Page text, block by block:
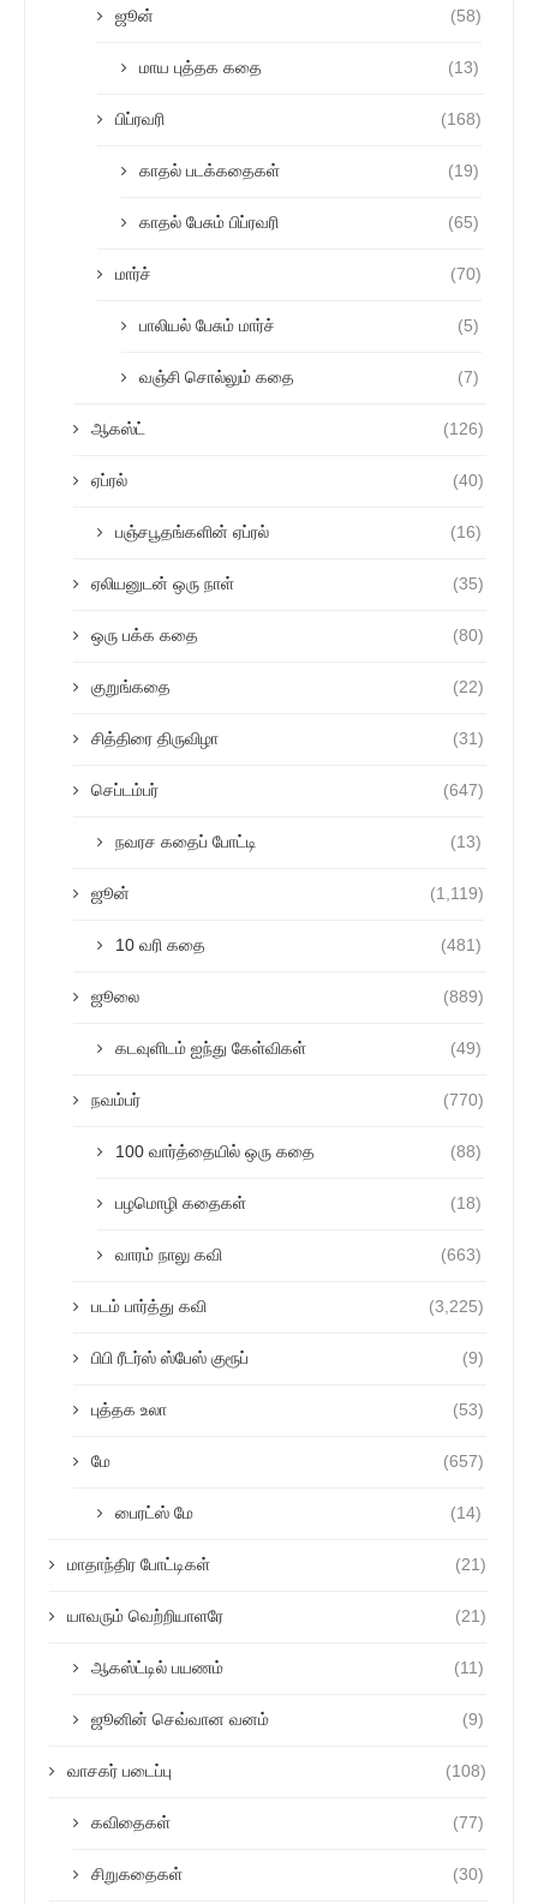
ஜூன் (58)
மாய புத்தக கதை (13)
பிப்ரவரி (168)
காதல் படக்கதைகள் (19)
காதல் பேசும் பிப்ரவரி (65)
மார்ச் (70)
பாலியல் பேசும் மார்ச் (5)
வஞ்சி சொல்லும் கதை (7)
ஆகஸ்ட் (126)
ஏப்ரல் (40)
பஞ்சபூதங்களின் ஏப்ரல் (16)
ஏலியனுடன் ஒரு நாள் (35)
ஒரு பக்க கதை (80)
குறுங்கதை (22)
சித்திரை திருவிழா (31)
செப்டம்பர் (647)
நவரச கதைப் போட்டி (13)
ஜூன் (1,119)
10 வரி கதை (481)
ஜூலை (889)
கடவுளிடம் ஐந்து கேள்விகள் (49)
நவம்பர் (770)
100 வார்த்தையில் ஒரு கதை (88)
பழமொழி கதைகள் (18)
வாரம் நாலு கவி (663)
படம் பார்த்து கவி (3,225)
பிபி ரீடர்ஸ் ஸ்பேஸ் குரூப் (9)
புத்தக உலா (53)
மே (657)
பைரட்ஸ் மே (14)
மாதாந்திர போட்டிகள் (21)
யாவரும் வெற்றியாளரே (21)
ஆகஸ்ட்டில் பயணம் (11)
ஜூனின் செவ்வான வனம் (9)
வாசகர் படைப்பு (108)
கவிதைகள் (77)
சிறுகதைகள் (30)